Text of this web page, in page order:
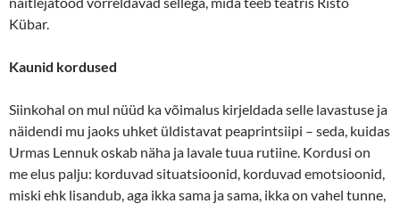
Kübar.
Kaunid kordused
Siinkohal on mul nüüd ka võimalus kirjeldada selle lavastuse ja
näidendi mu jaoks uhket üldistavat peaprintsiipi – seda, kuidas
Urmas Lennuk oskab näha ja lavale tuua rutiine. Kordusi on
me elus palju: korduvad situatsioonid, korduvad emotsioonid,
miski ehk lisandub, aga ikka sama ja sama, ikka on vahel tunne,